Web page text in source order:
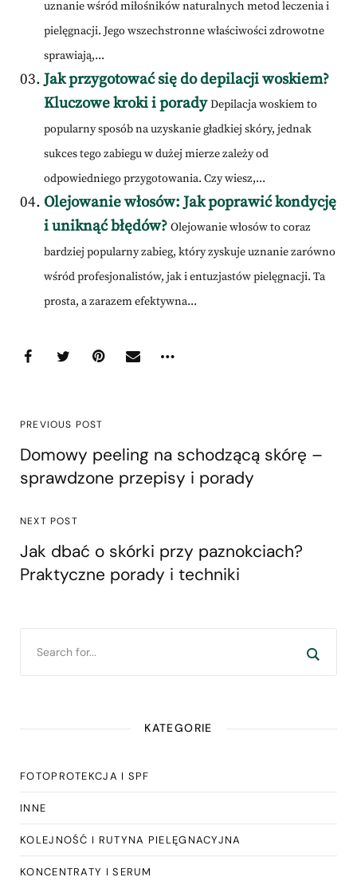
uznanie wśród miłośników naturalnych metod leczenia i
pielęgnacji. Jego wszechstronne właściwości zdrowotne
sprawiają,...
Jak przygotować się do depilacji woskiem?
Kluczowe kroki i porady Depilacja woskiem to
popularny sposób na uzyskanie gładkiej skóry, jednak
sukces tego zabiegu w dużej mierze zależy od
odpowiedniego przygotowania. Czy wiesz,...
Olejowanie włosów: Jak poprawić kondycję
i uniknąć błędów? Olejowanie włosów to coraz
bardziej popularny zabieg, który zyskuje uznanie zarówno
wśród profesjonalistów, jak i entuzjastów pielęgnacji. Ta
prosta, a zarazem efektywna...
PREVIOUS POST
Domowy peeling na schodzącą skórę –
sprawdzone przepisy i porady
NEXT POST
Jak dbać o skórki przy paznokciach?
Praktyczne porady i techniki
KATEGORIE
FOTOPROTEKCJA I SPF
INNE
KOLEJNOŚĆ I RUTYNA PIELĘGNACYJNA
KONCENTRATY I SERUM